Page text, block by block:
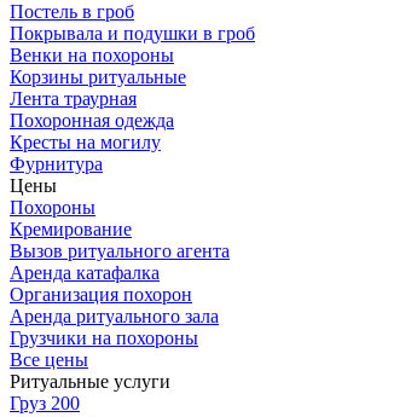
Постель в гроб
Покрывала и подушки в гроб
Венки на похороны
Корзины ритуальные
Лента траурная
Похоронная одежда
Кресты на могилу
Фурнитура
Цены
Похороны
Кремирование
Вызов ритуального агента
Аренда катафалка
Организация похорон
Аренда ритуального зала
Грузчики на похороны
Все цены
Ритуальные услуги
Груз 200